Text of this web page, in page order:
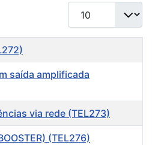
Mostrar #
saída amplificada
via rede (TEL273)
(TEL276)